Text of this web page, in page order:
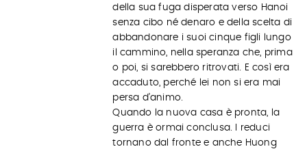
della sua fuga disperata verso Hanoi
senza cibo né denaro e della scelta di
abbandonare i suoi cinque figli lungo
il cammino, nella speranza che, prima
o poi, si sarebbero ritrovati. E così era
accaduto, perché lei non si era mai
persa d’animo.
Quando la nuova casa è pronta, la
guerra è ormai conclusa. I reduci
tornano dal fronte e anche Huong